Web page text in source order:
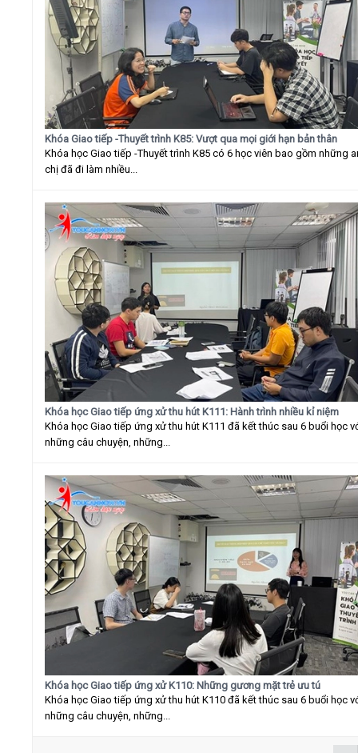
Khóa Giao tiếp -Thuyết trình K85: Vượt qua mọi giới hạn bản thân
Khóa học Giao tiếp -Thuyết trình K85 có 6 học viên bao gồm những
chị đã đi làm nhiều...
Khóa học Giao tiếp ứng xử thu hút K111: Hành trình nhiều kỉ niệm
Khóa học Giao tiếp ứng xử thu hút K111 đã kết thúc sau 6 buổi học
những câu chuyện, những...
Khóa học Giao tiếp ứng xử K110: Những gương mặt trẻ ưu tú
Khóa học Giao tiếp ứng xử thu hút K110 đã kết thúc sau 6 buổi học
những câu chuyện, những...